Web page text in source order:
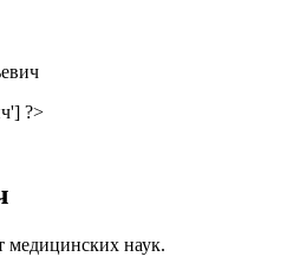
медицинских наук.